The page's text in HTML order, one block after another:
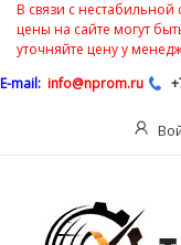
В связи с
цены на сайте могут
уточняйте цену у
E-mail: info@nprom.ru